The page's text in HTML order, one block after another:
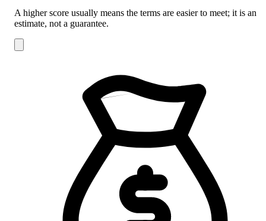
A higher score usually means the terms are easier to meet; it is an
estimate, not a guarantee.